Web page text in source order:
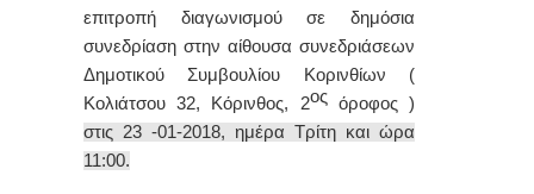
επιτροπή διαγωνισμού σε δημόσια
συνεδρίαση στην αίθουσα συνεδριάσεων
Δημοτικού Συμβουλίου Κορινθίων (
Κολιάτσου 32, Κόρινθος, 2οςόροφος )
στις 23 -01-2018, ημέρα Τρίτη και ώρα
11:00.